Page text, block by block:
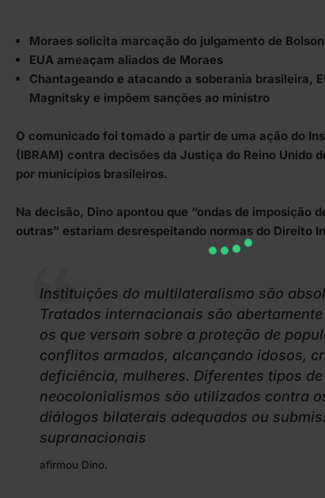
Moraes solicita marcação do julgamento de
EUA ameaçam aliados de Moraes
Chantageando e atacando a soberania brasileira,
Magnitsky e impõem sanções ao ministro
O comunicado foi tomado a partir de uma ação do
(IBRAM) contra decisões da Justiça do Reino Unido
por municípios brasileiros.
Na decisão, Dino apontou que “ondas de imposição
outras” estariam desrespeitando normas do Direito
Instituições do multilateralismo são
Tratados internacionais são
os que versam sobre a proteção de
conflitos armados, alcançando idosos,
deficiência, mulheres. Diferentes tipos
neocolonialismos são utilizados contra
diálogos bilaterais adequados ou
supranacionais
afirmou Dino.